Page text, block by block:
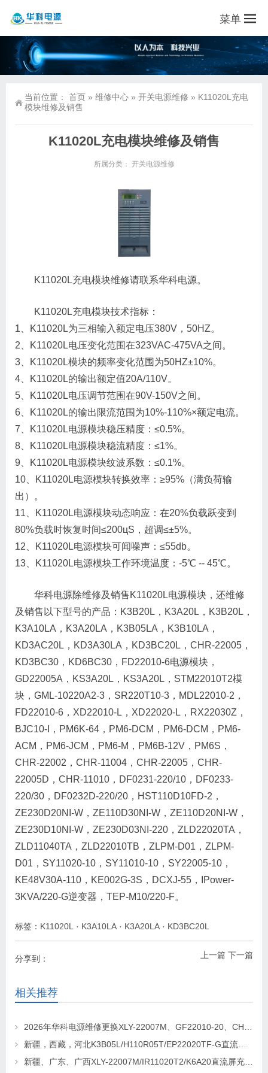
菜单
当前位置： 首页 » 维修中心 » 开关电源维修 » K11020L充电
模块维修及销售
K11020L充电模块维修及销售
所属分类： 开关电源维修
K11020L充电模块维修请联系华科电源。
K11020L充电模块技术指标：
1、K11020L为三相输入额定电压380V，50HZ。
2、K11020L电压变化范围在323VAC-475VA之间。
3、K11020L模块的频率变化范围为50HZ±10%。
4、K11020L的输出额定值20A/110V。
5、K11020L电压调节范围在90V-150V之间。
6、K11020L的输出限流范围为10%-110%×额定电流。
7、K11020L电源模块稳压精度：≤0.5%。
8、K11020L电源模块稳流精度：≤1%。
9、K11020L电源模块纹波系数：≤0.1%。
10、K11020L电源模块转换效率：≥95%（满负荷输
出）。
11、K11020L电源模块动态响应：在20%负载跃变到
80%负载时恢复时间≤200цS，超调≤±5%。
12、K11020L电源模块可闻噪声：≤55db。
13、K11020L电源模块工作环境温度：-5℃ -- 45℃。
华科电源除维修及销售K11020L电源模块，还维修
及销售以下型号的产品：K3B20L，K3A20L，K3B20L，
K3A10LA，K3A20LA，K3B05LA，K3B10LA，
KD3AC20L，KD3A30LA，KD3BC20L，CHR-22005，
KD3BC30，KD6BC30，FD22010-6电源模块，
GD22005A，KS3A20L，KS3A20L，STM22010T2模
块，GML-10220A2-3，SR220T10-3，MDL22010-2，
FD22010-6，XD22010-L，XD22020-L，RX22030Z，
BJC10-I，PM6K-64，PM6-DCM，PM6-DCM，PM6-
ACM，PM6-JCM，PM6-M，PM6B-12V，PM6S，
CHR-22002，CHR-11004，CHR-22005，CHR-
22005D，CHR-11010，DF0231-220/10，DF0233-
220/30，DF0232D-220/20，HST110D10FD-2，
ZE230D20NI-W，ZE110D30NI-W，ZE110D20NI-W，
ZE230D10NI-W，ZE230D03NI-220，ZLD22020TA，
ZLD11040TA，ZLD22010TB，ZLPM-D01，ZLPM-
D01，SY11020-10，SY11010-10，SY22005-10，
KE48V30A-110，KE002G-3S，DCXJ-55，IPower-
3KVA/220-G逆变器，TEP-M10/220-F。
标签： K11020L · K3A10LA · K3A20LA · KD3BC20L
上一篇 下一篇
分享到：
相关推荐
2026年华科电源维修更换XLY-22007M、GF22010-20、CHR-22020直流屏充电模块
新疆，西藏，河北K3B05L/H110R05T/EP22020TF-G直流屏充电模块维修更换
新疆、广东、广西XLY-22007M/IR11020T2/K6A20直流屏充电模块维修更换